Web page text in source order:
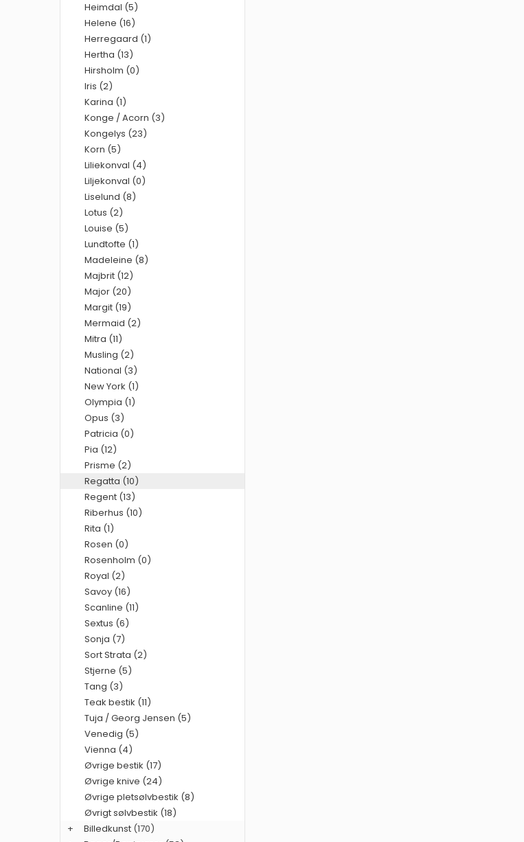
Heimdal (5)
Helene (16)
Herregaard (1)
Hertha (13)
Hirsholm (0)
Iris (2)
Karina (1)
Konge / Acorn (3)
Kongelys (23)
Korn (5)
Liliekonval (4)
Liljekonval (0)
Liselund (8)
Lotus (2)
Louise (5)
Lundtofte (1)
Madeleine (8)
Majbrit (12)
Major (20)
Margit (19)
Mermaid (2)
Mitra (11)
Musling (2)
National (3)
New York (1)
Olympia (1)
Opus (3)
Patricia (0)
Pia (12)
Prisme (2)
Regatta (10)
Regent (13)
Riberhus (10)
Rita (1)
Rosen (0)
Rosenholm (0)
Royal (2)
Savoy (16)
Scanline (11)
Sextus (6)
Sonja (7)
Sort Strata (2)
Stjerne (5)
Tang (3)
Teak bestik (11)
Tuja / Georg Jensen (5)
Venedig (5)
Vienna (4)
Øvrige bestik (17)
Øvrige knive (24)
Øvrige pletsølvbestik (8)
Øvrigt sølvbestik (18)
+
Billedkunst (170)